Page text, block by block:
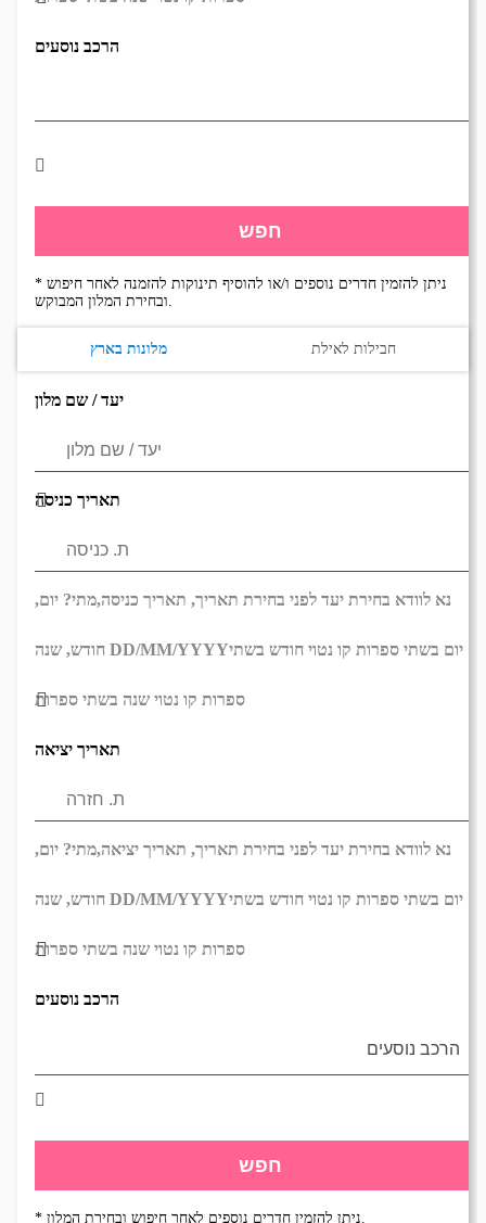
הרכב נוסעים
חפש
* ניתן להזמין חדרים נוספים ו/או להוסיף תינוקות להזמנה לאחר חיפוש
ובחירת המלון המבוקש.
מלונות בארץ חבילות לאילת
יעד / שם מלון
תאריך כניסה
נא לוודא בחירת יעד לפני בחירת תאריך, תאריך כניסה,מתי? יום,
DD/MM/YYYYיום בשתי ספרות קו נטוי חודש בשתי
ספרות קו נטוי שנה בשתי ספרות
תאריך יציאה
נא לוודא בחירת יעד לפני בחירת תאריך, תאריך יציאה,מתי? יום,
DD/MM/YYYYיום בשתי ספרות קו נטוי חודש בשתי
ספרות קו נטוי שנה בשתי ספרות
הרכב נוסעים
חפש